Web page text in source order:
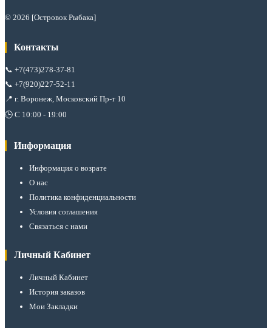
© 2026 [Островок Рыбака]
Контакты
📞 +7(473)278-37-81
📞 +7(920)227-52-11
📍 г. Воронеж, Московский Пр-т 10
🕒 С 10:00 - 19:00
Информация
Информация о возрате
О нас
Политика конфиденциальности
Условия соглашения
Связаться с нами
Личный Кабинет
Личный Кабинет
История заказов
Мои Закладки